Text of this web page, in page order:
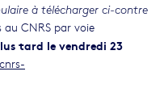
à télécharger ci-contre
CNRS par voie
tard le vendredi 23
cnrs-